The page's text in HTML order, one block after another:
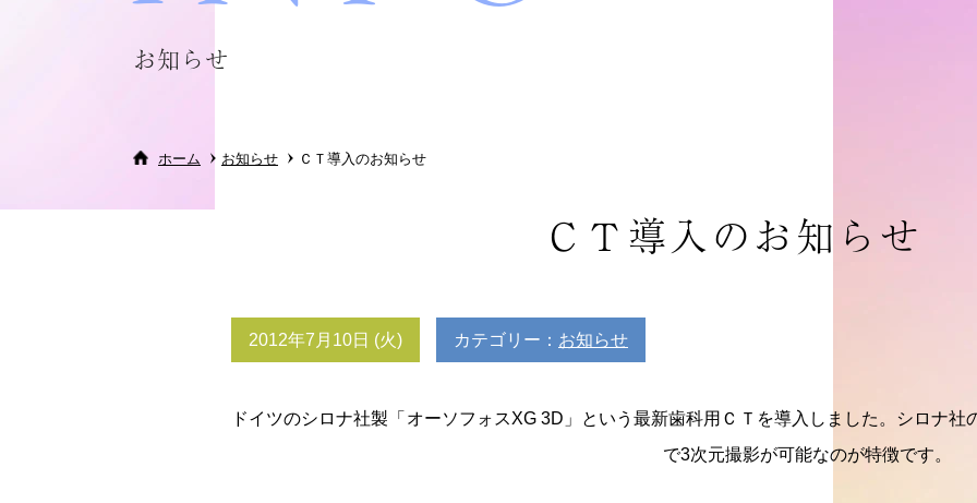
お知らせ
ホーム お知らせ ＣＴ導入のお知らせ
ＣＴ導入のお知らせ
2012年7月10日 (火) カテゴリー： お知らせ
ドイツのシロナ社製「オーソフォスXG 3D」という最新歯科用ＣＴを導入しました。
シロナ社
で3次元撮影が可能なのが特徴です。